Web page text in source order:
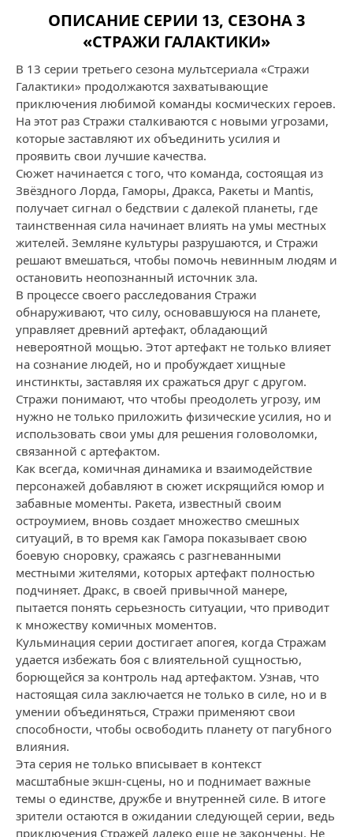
ОПИСАНИЕ СЕРИИ 13, СЕЗОНА 3
«СТРАЖИ ГАЛАКТИКИ»
В 13 серии третьего сезона мультсериала «Стражи
Галактики» продолжаются захватывающие
приключения любимой команды космических героев.
На этот раз Стражи сталкиваются с новыми угрозами,
которые заставляют их объединить усилия и
проявить свои лучшие качества.
Сюжет начинается с того, что команда, состоящая из
Звёздного Лорда, Гаморы, Дракса, Ракеты и Мantis,
получает сигнал о бедствии с далекой планеты, где
таинственная сила начинает влиять на умы местных
жителей. Земляне культуры разрушаются, и Стражи
решают вмешаться, чтобы помочь невинным людям и
остановить неопознанный источник зла.
В процессе своего расследования Стражи
обнаруживают, что силу, основавшуюся на планете,
управляет древний артефакт, обладающий
невероятной мощью. Этот артефакт не только влияет
на сознание людей, но и пробуждает хищные
инстинкты, заставляя их сражаться друг с другом.
Стражи понимают, что чтобы преодолеть угрозу, им
нужно не только приложить физические усилия, но и
использовать свои умы для решения головоломки,
связанной с артефактом.
Как всегда, комичная динамика и взаимодействие
персонажей добавляют в сюжет искрящийся юмор и
забавные моменты. Ракета, известный своим
остроумием, вновь создает множество смешных
ситуаций, в то время как Гамора показывает свою
боевую сноровку, сражаясь с разгневанными
местными жителями, которых артефакт полностью
подчиняет. Дракс, в своей привычной манере,
пытается понять серьезность ситуации, что приводит
к множеству комичных моментов.
Кульминация серии достигает апогея, когда Стражам
удается избежать боя с влиятельной сущностью,
борющейся за контроль над артефактом. Узнав, что
настоящая сила заключается не только в силе, но и в
умении объединяться, Стражи применяют свои
способности, чтобы освободить планету от пагубного
влияния.
Эта серия не только вписывает в контекст
масштабные экшн-сцены, но и поднимает важные
темы о единстве, дружбе и внутренней силе. В итоге
зрители остаются в ожидании следующей серии, ведь
приключения Стражей далеко еще не закончены. Не